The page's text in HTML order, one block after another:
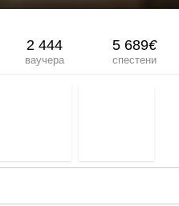
2 444
ваучера
5 689€
спестени